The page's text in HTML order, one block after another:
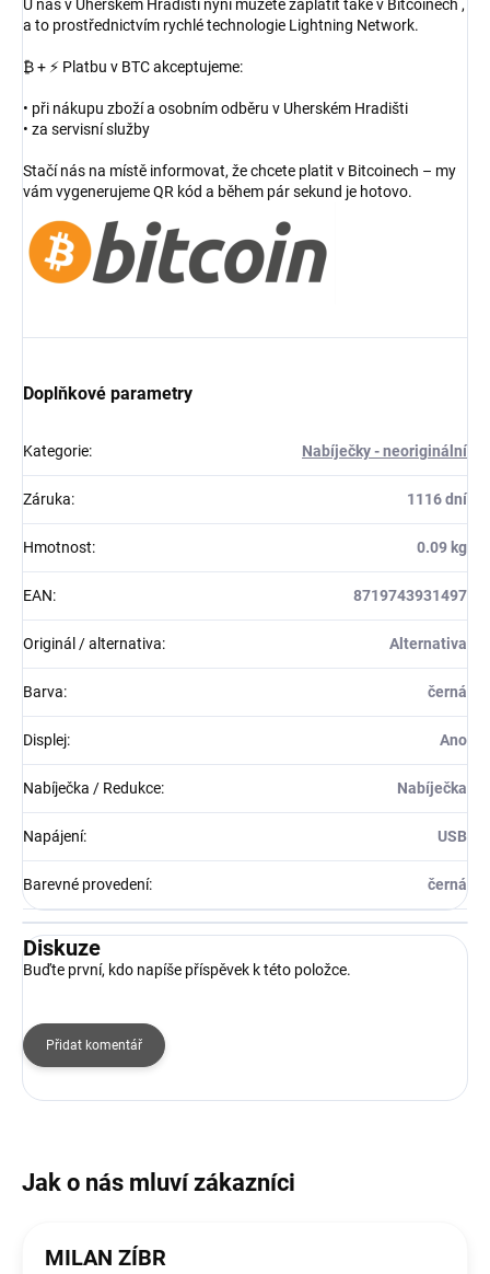
U nás v Uherském Hradišti nyní můžete zaplatit také v Bitcoinech ,
a to prostřednictvím rychlé technologie Lightning Network.
₿ + ⚡ Platbu v BTC akceptujeme:
• při nákupu zboží a osobním odběru v Uherském Hradišti
• za servisní služby
Stačí nás na místě informovat, že chcete platit v Bitcoinech – my
vám vygenerujeme QR kód a během pár sekund je hotovo.
Doplňkové parametry
Kategorie: Nabíječky - neoriginální
Záruka: 1116 dní
Hmotnost: 0.09 kg
EAN: 8719743931497
Originál / alternativa: Alternativa
Barva: černá
Displej: Ano
Nabíječka / Redukce: Nabíječka
Napájení: USB
Barevné provedení: černá
Diskuze
Buďte první, kdo napíše příspěvek k této položce.
Přidat komentář
MILAN ZÍBR